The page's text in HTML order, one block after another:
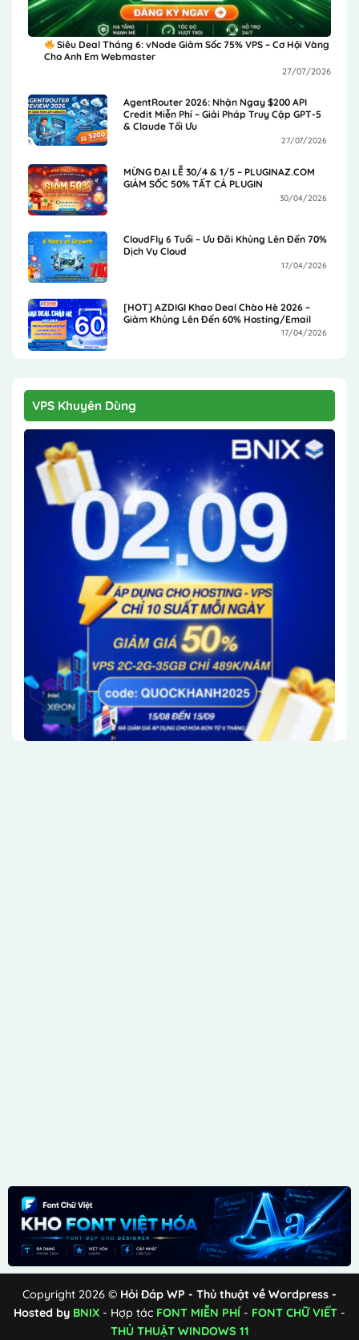
Siêu Deal Tháng 6: vNode Giảm Sốc 75% VPS – Cơ Hội Vàng
Cho Anh Em Webmaster
27/07/2026
AgentRouter 2026: Nhận Ngay $200 API
Credit Miễn Phí – Giải Pháp Truy Cập GPT-5
& Claude Tối Ưu
27/07/2026
MỪNG ĐẠI LỄ 30/4 & 1/5 – PLUGINAZ.COM
GIẢM SỐC 50% TẤT CẢ PLUGIN
30/04/2026
CloudFly 6 Tuổi – Ưu Đãi Khủng Lên Đến 70%
Dịch Vụ Cloud
17/04/2026
[HOT] AZDIGI Khao Deal Chào Hè 2026 –
Giảm Khủng Lên Đến 60% Hosting/Email
17/04/2026
VPS Khuyên Dùng
Copyright 2026 © Hỏi Đáp WP - Thủ thuật về Wordpress -
Hosted by BNIX - Hợp tác FONT MIỄN PHÍ - FONT CHỮ VIẾT -
THỦ THUẬT WINDOWS 11